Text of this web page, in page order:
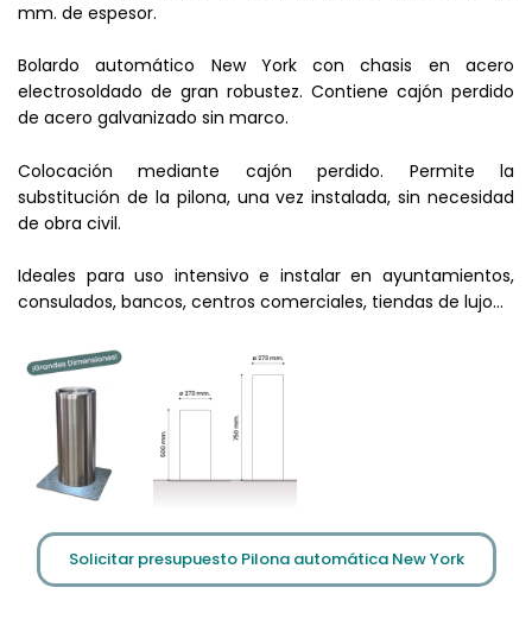
mm. de espesor.
Bolardo automático New York con chasis en acero
electrosoldado de gran robustez. Contiene cajón perdido
de acero galvanizado sin marco.
Colocación mediante cajón perdido. Permite la
substitución de la pilona, una vez instalada, sin necesidad
de obra civil.
Ideales para uso intensivo e instalar en ayuntamientos,
consulados, bancos, centros comerciales, tiendas de lujo…
Solicitar presupuesto Pilona automática New York